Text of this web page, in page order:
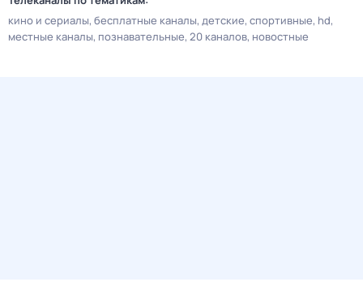
кино и сериалы бесплатные каналы детские спортивные hd
местные каналы познавательные 20 каналов новостные